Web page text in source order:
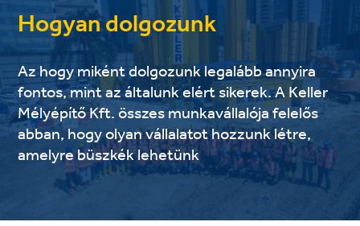
Hogyan dolgozunk
Az hogy miként dolgozunk legalább annyira
fontos, mint az általunk elért sikerek. A Keller
Mélyépítő Kft. összes munkavállalója felelős
abban, hogy olyan vállalatot hozzunk létre,
amelyre büszkék lehetünk